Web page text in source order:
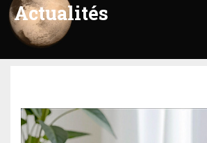
Actualités